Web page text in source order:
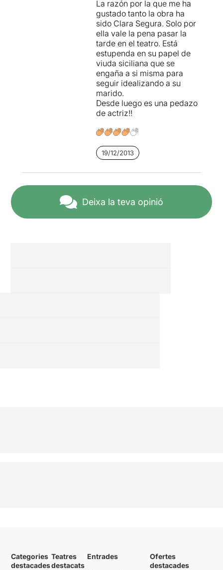
La razón por la que me ha
gustado tanto la obra ha
sido Clara Segura. Solo por
ella vale la pena pasar la
tarde en el teatro. Está
estupenda en su papel de
viuda siciliana que se
engaña a si misma para
seguir idealizando a su
marido.
Desde luego es una pedazo
de actriz!!
19/12/2013
Deixa la teva opinió
Categories
destacades
Teatres
destacats
Entrades
Ofertes
destacades